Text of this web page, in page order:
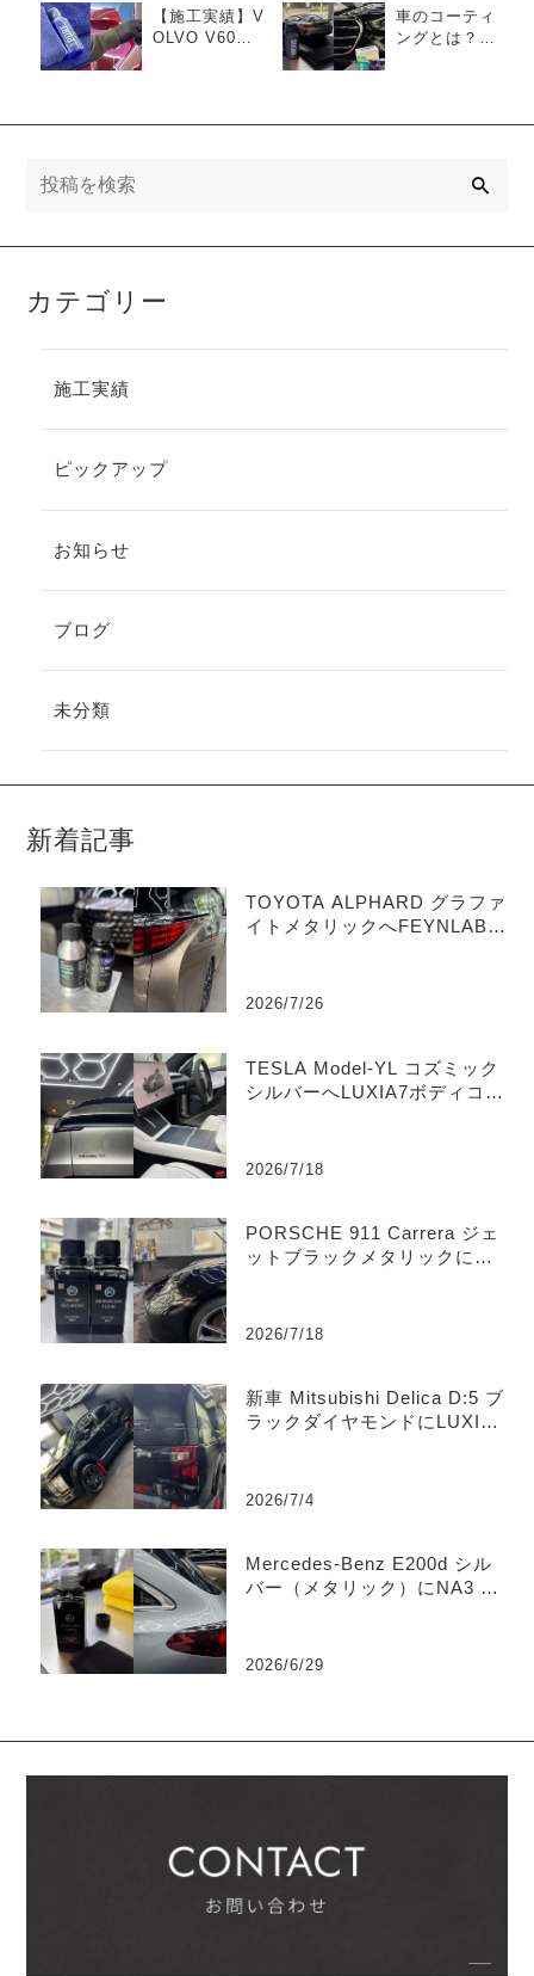
【施工実績】V
OLVO V60コ
e Detailing St
車のコーティ
ングとは？効
カテゴリー
施工実績
ピックアップ
お知らせ
ブログ
未分類
新着記事
TOYOTA ALPHARD グラファ
イトメタリックへFEYNLABセ
ルコーティング
2026/7/26
TESLA Model-YL コズミック
シルバーへLUXIA7ボディコー
e 横浜市青葉区のコーティン
2026/7/18
PORSCHE 911 Carrera ジェ
ットブラックメタリックにNA
横浜市青葉区のコーティング
2026/7/18
新車 Mitsubishi Delica D:5 ブ
ラックダイヤモンドにLUXIA
専門店 TMD Store
2026/7/4
Mercedes-Benz E200d シル
バー（メタリック）にNA3 YZ
ィング専門店 TMD Store
2026/6/29